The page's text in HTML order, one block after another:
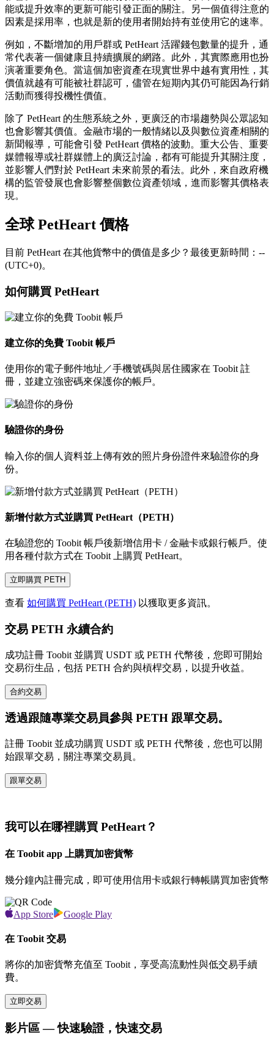
能或提升效率的更新可能引發正面的關注。另一個值得注意的
因素是採用率，也就是新的使用者開始持有並使用它的速率。
例如，不斷增加的用戶群或 PetHeart 活躍錢包數量的提升，通
常代表著一個健康且持續擴展的網路。此外，其實際應用也扮
演著重要角色。當這個加密資產在現實世界中越有實用性，其
價值就越有可能被社群認可，儘管在短期內其仍可能因為行銷
活動而獲得投機性價值。
除了 PetHeart 的生態系統之外，更廣泛的市場趨勢與公眾認知
也會影響其價值。金融市場的一般情緒以及與數位資產相關的
新聞報導，可能會引發 PetHeart 價格的波動。重大公告、重要
媒體報導或社群媒體上的廣泛討論，都有可能提升其關注度，
並影響人們對於 PetHeart 未來前景的看法。此外，來自政府機
構的監管發展也會影響整個數位資產領域，進而影響其價格表
現。
全球 PetHeart 價格
目前 PetHeart 在其他貨幣中的價值是多少？最後更新時間：--
(UTC+0)。
如何購買 PetHeart
建立你的免費 Toobit 帳戶
使用你的電子郵件地址／手機號碼與居住國家在 Toobit 註
冊，並建立強密碼來保護你的帳戶。
驗證你的身份
輸入你的個人資料並上傳有效的照片身份證件來驗證你的身
份。
新增付款方式並購買 PetHeart（PETH）
在驗證您的 Toobit 帳戶後新增信用卡 / 金融卡或銀行帳戶。使
用各種付款方式在 Toobit 上購買 PetHeart。
立即購買 PETH
查看 如何購買 PetHeart (PETH) 以獲取更多資訊。
交易 PETH 永續合約
成功註冊 Toobit 並購買 USDT 或 PETH 代幣後，您即可開始
交易衍生品，包括 PETH 合約與槓桿交易，以提升收益。
合約交易
透過跟隨專業交易員參與 PETH 跟單交易。
註冊 Toobit 並成功購買 USDT 或 PETH 代幣後，您也可以開
始跟單交易，關注專業交易員。
跟單交易
我可以在哪裡購買 PetHeart？
在 Toobit app 上購買加密貨幣
幾分鐘內註冊完成，即可使用信用卡或銀行轉帳購買加密貨幣
App Store Google Play
在 Toobit 交易
將你的加密貨幣充值至 Toobit，享受高流動性與低交易手續
費。
立即交易
影片區 — 快速驗證，快速交易